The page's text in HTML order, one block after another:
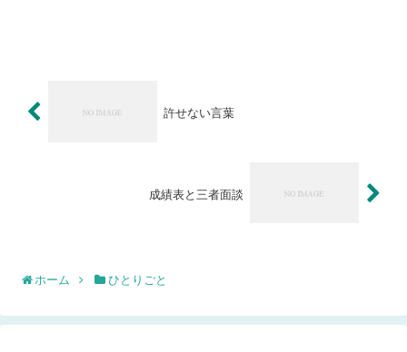
許せない言葉
成績表と三者面談
ホーム ひとりごと